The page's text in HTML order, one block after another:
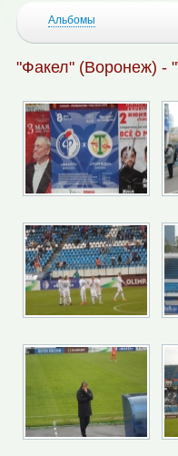
Альбомы
"Факел" (Воронеж) -